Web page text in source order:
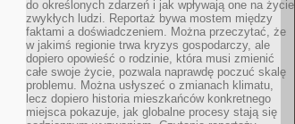
do określonych zdarzeń i jak wpływają one na życie
zwykłych ludzi. Reportaż bywa mostem między
faktami a doświadczeniem. Można przeczytać, że
w jakimś regionie trwa kryzys gospodarczy, ale
dopiero opowieść o rodzinie, która musi zmienić
całe swoje życie, pozwala naprawdę poczuć skalę
problemu. Można usłyszeć o zmianach klimatu,
lecz dopiero historia mieszkańców konkretnego
miejsca pokazuje, jak globalne procesy stają się